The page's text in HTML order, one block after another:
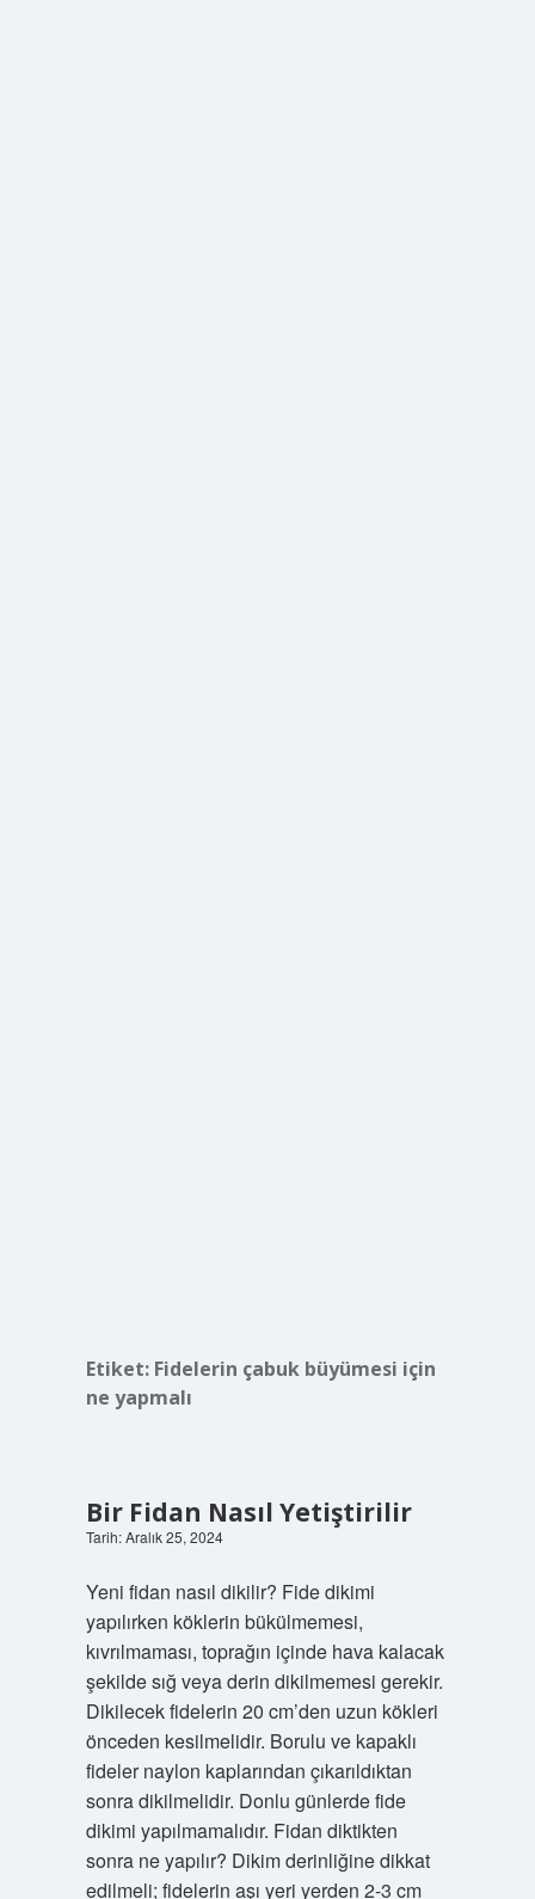
Etiket: Fidelerin çabuk büyümesi için
ne yapmalı
Bir Fidan Nasıl Yetiştirilir
Tarih: Aralık 25, 2024
Yeni fidan nasıl dikilir? Fide dikimi
yapılırken köklerin bükülmemesi,
kıvrılmaması, toprağın içinde hava kalacak
şekilde sığ veya derin dikilmemesi gerekir.
Dikilecek fidelerin 20 cm’den uzun kökleri
önceden kesilmelidir. Borulu ve kapaklı
fideler naylon kaplarından çıkarıldıktan
sonra dikilmelidir. Donlu günlerde fide
dikimi yapılmamalıdır. Fidan diktikten
sonra ne yapılır? Dikim derinliğine dikkat
edilmeli; fidelerin aşı yeri yerden 2-3 cm